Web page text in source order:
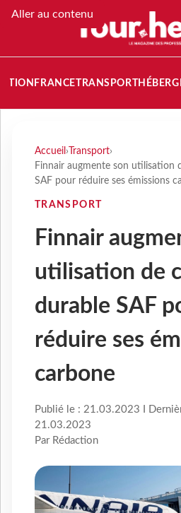
Aller au contenu
FRANCETRANSPORT
Accueil › Transport›
Finnair augmente son utilisation
SAF pour réduire ses émissions
TRANSPORT
Finnair
utilisation de
durable SAF
réduire ses
carbone
Publié le : 21.03.2023 I
21.03.2023
Par Rédaction